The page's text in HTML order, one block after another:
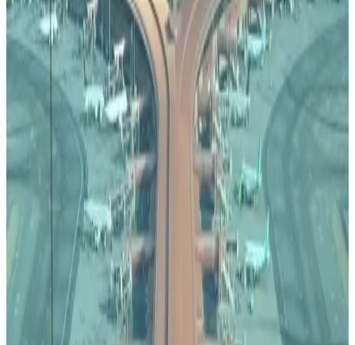
أوضحت شركة طيران ناس السعودية أن رحلاتها الجديدة بين الرياض
والوجهات الأوروبية الجديدة سوف تكون بمعدل ثلاث رحلات
أسبوعية ميونخ، وثلاث رحلات أسبوعية إلى بودابست.
وأفادت الناقلة الاقتصادية السعودية أن هذه الرحلات تأتي ضمن
خطة توسيع شبكتها المتنامية خلال صيف 2026، مؤكدةً أنها تشغل
خلال الصيف رحلات موسمية مباشرة إلى أكثر من 25 وجهة في
آسيا وأفريقيا وأوروبا، انطلاقًا من الرياض وجدة والدمام والمدينة
المنورة وأبها والقصيم.
تم تحديث الخبر في الساعة 2:37 صباحًا
قد يهمك أيضاً:
مطارات السعودية تستقبل آلاف المسافرين العالقين بعد اضطرابات
الطيران في المنطقة
أكبر صفقة في عالم الطيران.. 150 طائرة جديدة ستنظم إلى
أسطول الخطوط الجوية السعودية
الممنوع والمسموح.. تحديث قائمة المواد المحظورة على الخطوط